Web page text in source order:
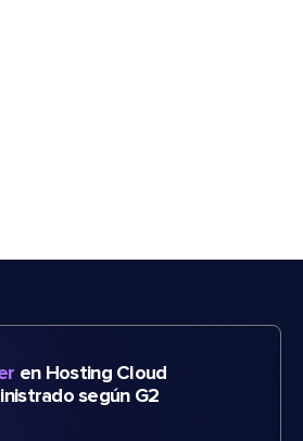
en Hosting Cloud
según G2